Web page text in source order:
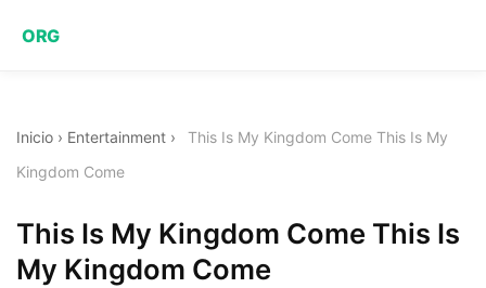
ORG
Inicio › Entertainment ›
This Is My Kingdom Come This Is My
Kingdom Come
This Is My Kingdom Come This Is
My Kingdom Come